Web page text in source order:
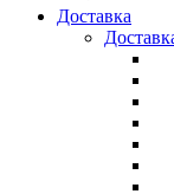
Доставка